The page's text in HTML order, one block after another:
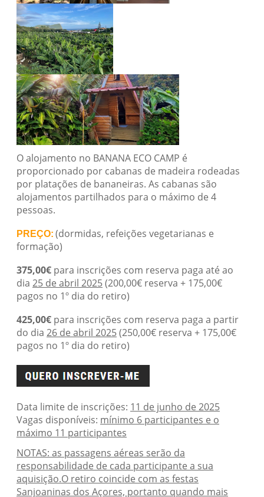
O alojamento no BANANA ECO CAMP é
proporcionado por cabanas de madeira rodeadas
por platações de bananeiras. As cabanas são
alojamentos partilhados para o máximo de 4
pessoas.
PREÇO: (dormidas, refeições vegetarianas e
formação)
375,00€ para inscrições com reserva paga até ao
dia 25 de abril 2025(200,00€ reserva + 175,00€
pagos no 1º dia do retiro)
425,00€ para inscrições com reserva paga a partir
do dia 26 de abril 2025(250,00€ reserva + 175,00€
pagos no 1º dia do retiro)
Data limite de inscrições: 11 de junho de 2025
Vagas disponíveis: mínimo 6 participantes e o
máximo 11 participantes
NOTAS: as passagens aéreas serão da
responsabilidade de cada participante a sua
aquisição.O retiro coincide com as festas
Sanjoaninas dos Açores, portanto quando mais